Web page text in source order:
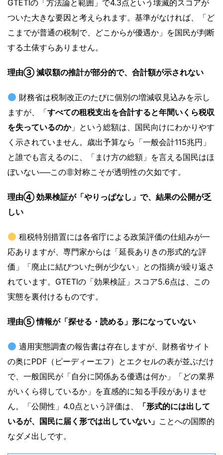
GTETIの「方法論と範囲」で4.3点という壊滅的スコアが
ついた大きな要因と考えられます。基準がなければ、「ど
こまでが普通の税制で、どこからが優遇か」を国民が判断
する土俵すらありません。
理由③ 減収額の推計が部分的で、合計額が示されない
財務省は税制改正のたびに個別の増減収見込みを示し
ますが、「すべての租税支出を合計すると年間いくら税収
を失っているのか」という総額は、国民向けにわかりやす
く示されていません。歳出予算なら「一般会計115兆円」
と誰でも言えるのに、「まけ方の総額」を言える国民はほ
ぼいない──この非対称こそが透明性の欠如です。
理由④ 効果検証が「やりっぱなし」で、結果の公開が乏
しい
租税特別措置には各省庁による政策評価の仕組みが一
応ありますが、専門家からは「延長ありきの形式的な評
価」「廃止に結びついた例が少ない」との指摘が繰り返さ
れています。GTETIの「効果検証」スコア5.6点は、この
実態を裏付けるものです。
理由⑤ 情報が「探せる・読める」形になっていない
適用実態調査の報告書は存在しますが、財務省サイト
の奥にPDF（ピーディーエフ）とエクセルの表が並ぶだけ
で、一般国民が「自分に関係ある優遇は何か」「どの業界
がいくら得しているか」を直感的に知る手段がありませ
ん。「公開性」4.0点という評価は、
「形式的には出して
いるが、国民に届く形では出していない」 ことへの国際的
なダメ出しです。